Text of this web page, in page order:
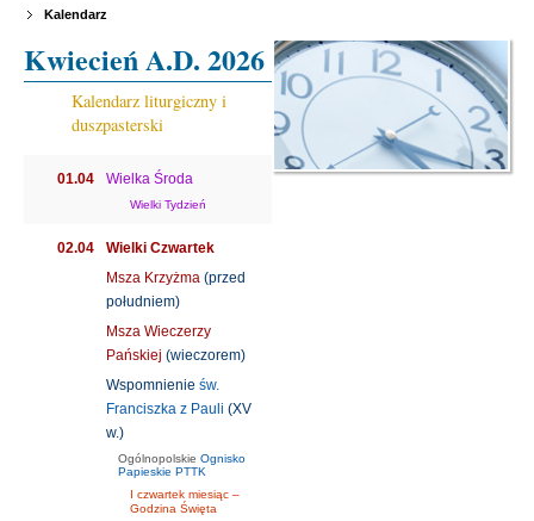
Kalendarz
Kwiecień A.D. 2026
Kalendarz liturgiczny i
duszpasterski
01.04 Wielka Środa
Wielki Tydzień
02.04
Wielki Czwartek
Msza Krzyżma (przed
południem)
Msza Wieczerzy
Pańskiej (wieczorem)
Wspomnienie św.
Franciszka z Pauli (XV
w.)
Ogólnopolskie Ognisko
Papieskie PTTK
I czwartek miesiąc –
Godzina Święta